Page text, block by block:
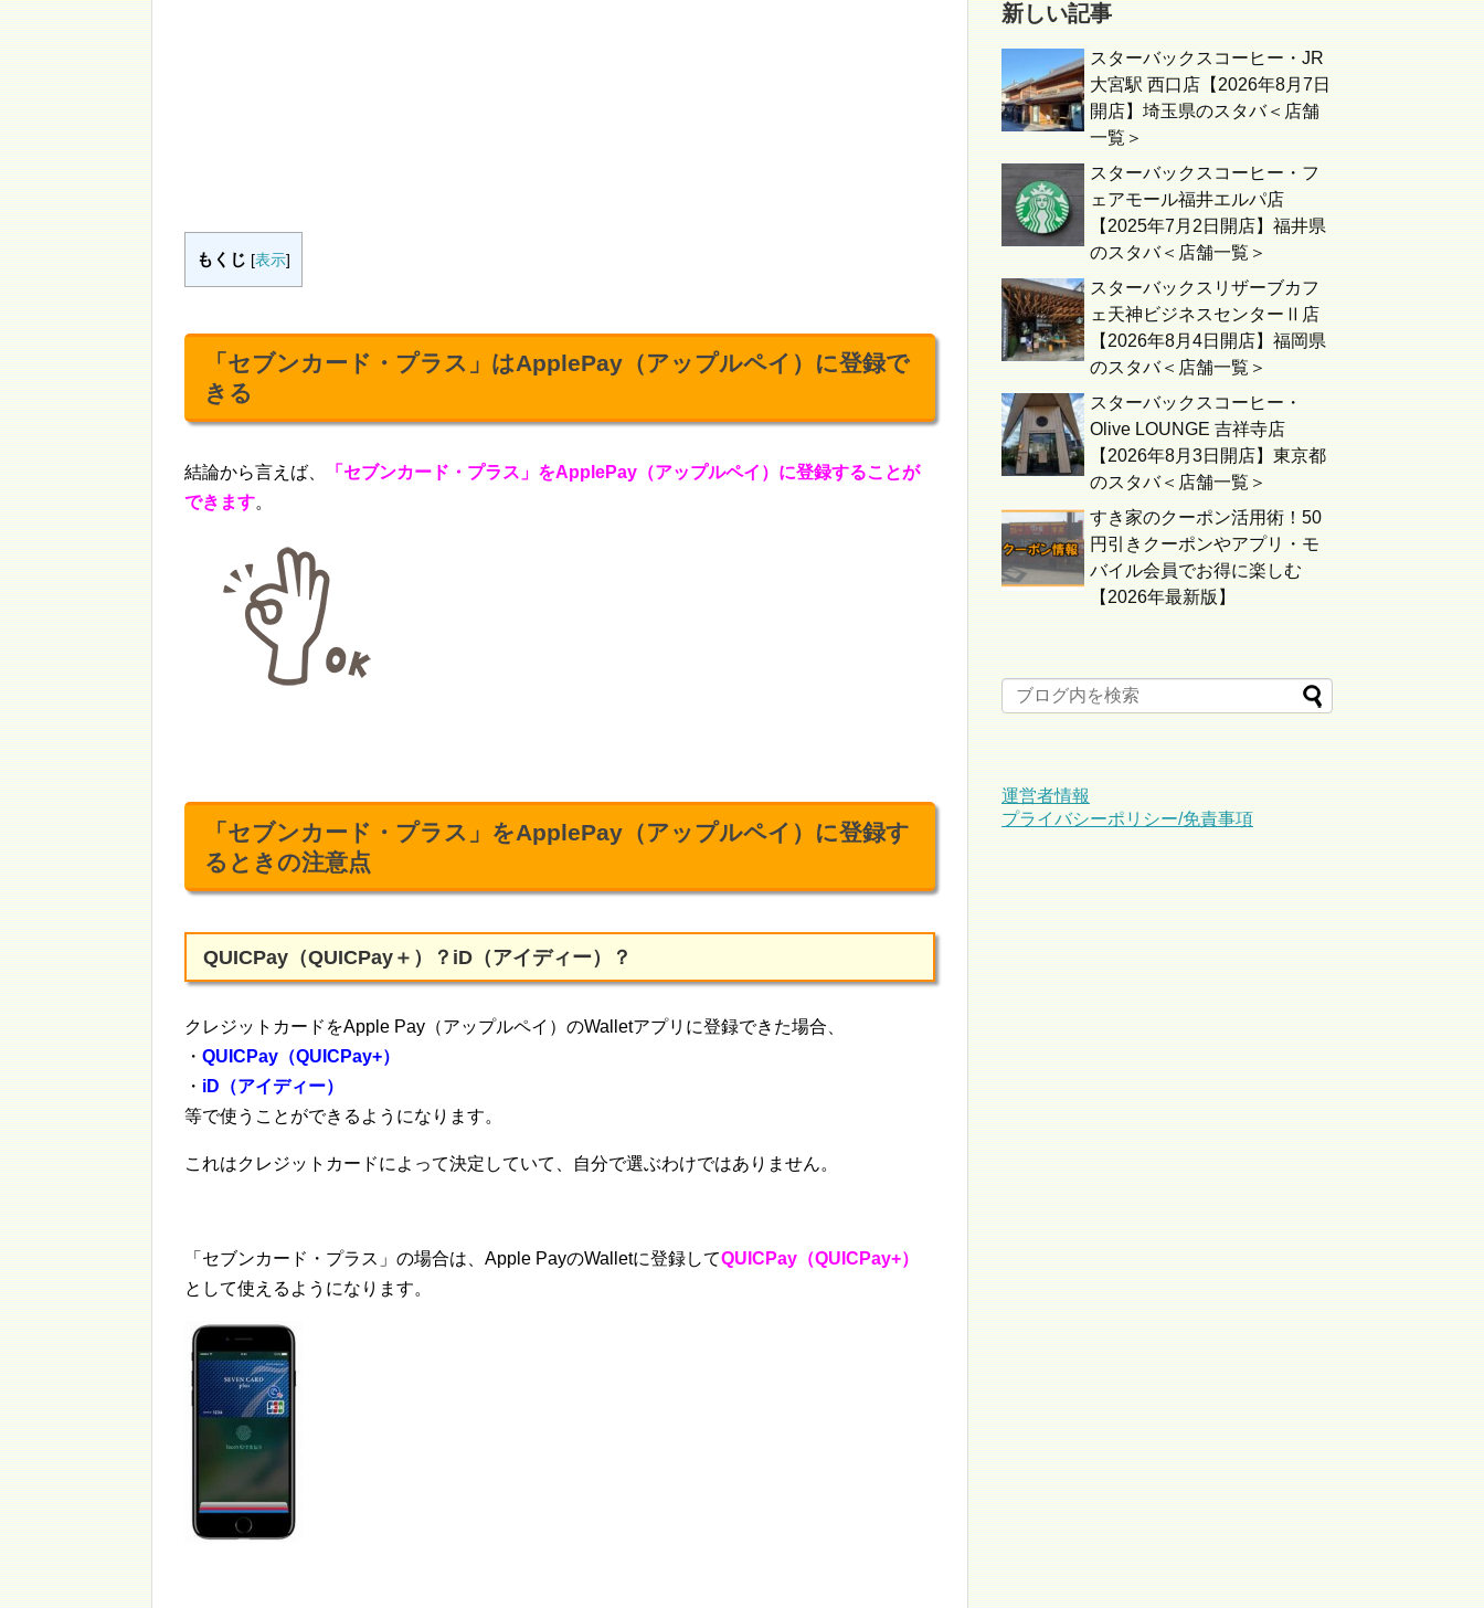
もくじ [表示]
「セブンカード・プラス」はApplePay（アップルペイ）に登録で
きる
結論から言えば、
「セブンカード・プラス」をApplePay（アップルペイ）に登録することが
できます。
「セブンカード・プラス」をApplePay（アップルペイ）に登録す
るときの注意点
QUICPay（QUICPay＋）？iD（アイディー）？
クレジットカードをApple Pay（アップルペイ）のWalletアプリに登録できた場合、
・ QUICPay（QUICPay+）
・ iD（アイディー）
等で使うことができるようになります。
これはクレジットカードによって決定していて、自分で選ぶわけではありません。
「セブンカード・プラス」の場合は、Apple PayのWalletに登録してQUICPay（QUICPay+）
として使えるようになります。
新しい記事
スターバックスコーヒー・JR
大宮駅 西口店【2026年8月7日
開店】埼玉県のスタバ＜店舗
一覧＞
スターバックスコーヒー・フ
ェアモール福井エルパ店
【2025年7月2日開店】福井県
のスタバ＜店舗一覧＞
スターバックスリザーブカフ
ェ天神ビジネスセンターⅡ店
【2026年8月4日開店】福岡県
のスタバ＜店舗一覧＞
スターバックスコーヒー・
Olive LOUNGE 吉祥寺店
【2026年8月3日開店】東京都
のスタバ＜店舗一覧＞
すき家のクーポン活用術！50
円引きクーポンやアプリ・モ
バイル会員でお得に楽しむ
【2026年最新版】
運営者情報
プライバシーポリシー/免責事項